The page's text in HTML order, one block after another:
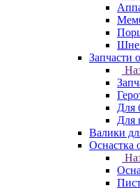
Запчасти
Для
Для
Валики
Оснастка